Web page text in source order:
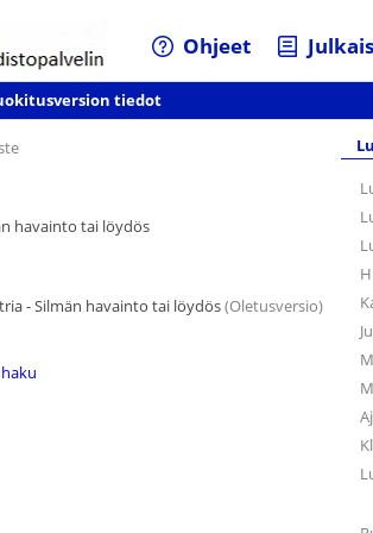
Ohjeet
tiedot
havainto tai löydös
- Silmän havainto tai löydös(Oletusversio)